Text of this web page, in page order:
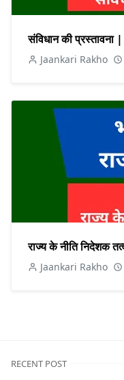
संविधान की प्रस्तावना
Jaankari Rakho
राज्य के नीति निदेशक
Jaankari Rakho
RECENT POST